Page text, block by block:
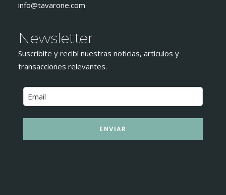
info@tavarone.com
Newsletter
Suscribite y recibí nuestras noticias, artículos y
transacciones relevantes.
ENVIAR